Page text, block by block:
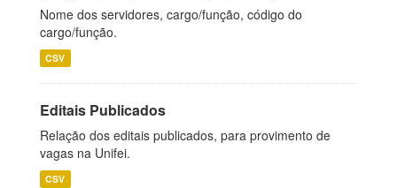
Nome dos servidores, cargo/função, código do
cargo/função.
CSV
Editais Publicados
Relação dos editais publicados, para provimento de
vagas na Unifei.
CSV